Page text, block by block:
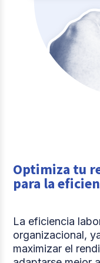
Optimiza tu
para la
La eficiencia
organizacional,
maximizar el